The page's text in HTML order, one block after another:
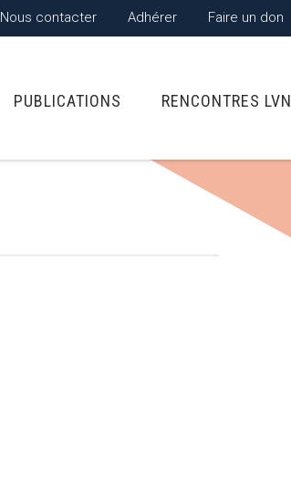
Nous contacter Adhérer Faire un don
PUBLICATIONS RENCONTRES LVN